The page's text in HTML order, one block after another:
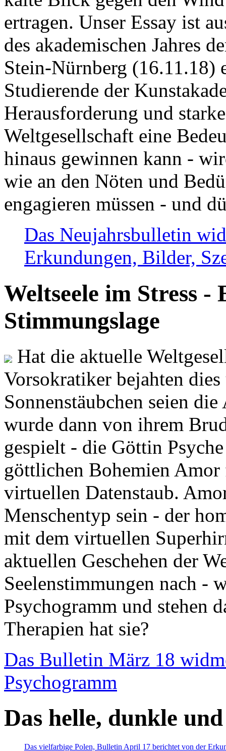
ertragen. Unser Essay ist
des akademischen Jahres
Stein-Nürnberg (16.11.18)
Studierende der
Herausforderung und
Weltgesellschaft eine
hinaus gewinnen kann -
wie an den Nöten und
engagieren müssen - und
Das Neujahrsbulletin
Erkundungen, Bilder,
Weltseele im Stress -
Stimmungslage
Hat die aktuelle
Vorsokratiker bejahten
Sonnenstäubchen seien
wurde dann von ihrem
gespielt - die Göttin
göttlichen Bohemien
virtuellen Datenstaub.
Menschentyp sein - der
mit dem virtuellen
aktuellen Geschehen der
Seelenstimmungen nach -
Psychogramm und stehen
Therapien hat sie?
Das Bulletin März 18
Psychogramm
Das helle, dunkle
Das vielfarbige Polen, Bulletin April 17 berichtet von der